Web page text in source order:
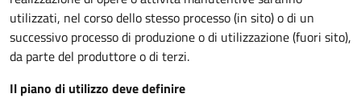
utilizzati, nel corso dello stesso processo (in sito) o di un
successivo processo di produzione o di utilizzazione (fuori sito),
da parte del produttore o di terzi.
Il piano di utilizzo deve definire